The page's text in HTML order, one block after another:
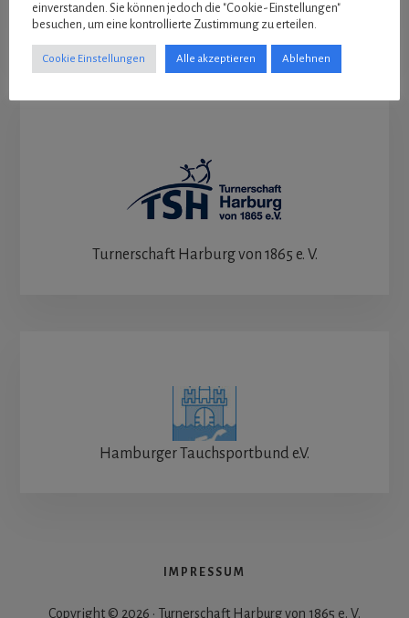
Turnerschaft Harburg von 1865 e. V.
Hamburger Tauchsportbund e.V.
IMPRESSUM
Copyright © 2026 · Turnerschaft Harburg von 1865 e. V.
einverstanden. Sie können jedoch die "Cookie-Einstellungen"
besuchen, um eine kontrollierte Zustimmung zu erteilen.
Cookie Einstellungen Alle akzeptieren Ablehnen